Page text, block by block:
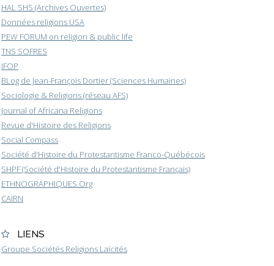
HAL SHS (Archives Ouvertes)
Données religions USA
PEW FORUM on religion & public life
TNS SOFRES
IFOP
BLog de Jean-François Dortier (Sciences Humaines)
Sociologie & Religions (réseau AFS)
Journal of Africana Religions
Revue d'Histoire des Religions
Social Compass
Société d'Histoire du Protestantisme Franco-Québécois
SHPF (Société d'Histoire du Protestantisme Français)
ETHNOGRAPHIQUES.Org
CAIRN
LIENS
Groupe Sociétés Religions Laïcités